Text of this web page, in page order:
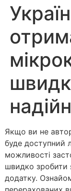
Якщо ви не
буде доступний
можливості
швидко зробити
додатку.